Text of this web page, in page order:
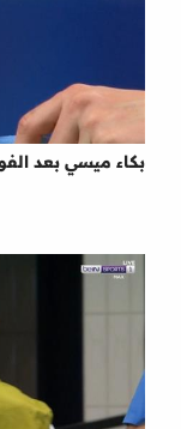
بكاء ميسي بعد